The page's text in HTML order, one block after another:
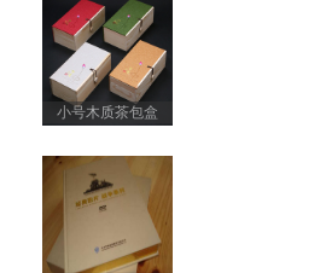
小号木质茶包盒